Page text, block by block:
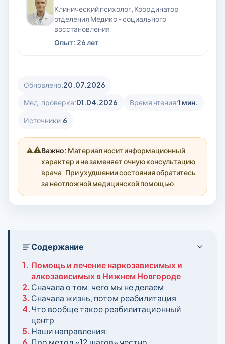
Клинический психолог, Координатор
отделения Медико - социального
восстановления.
Опыт: 26 лет
Обновлено:20.07.2026
Мед. проверка:01.04.2026 Время чтения:1 мин.
Источники:6
⚠️Важно: Материал носит информационный
характер и не заменяет очную консультацию
врача. При ухудшении состояния обратитесь
за неотложной медицинской помощью.
Содержание
1. Помощь и лечение наркозависимых и
алкозависимых в Нижнем Новгороде
2.Сначала о том, чего мы не делаем
3.Сначала жизнь, потом реабилитация
4.Что вообще такое реабилитационный
центр
5.Наши направления: